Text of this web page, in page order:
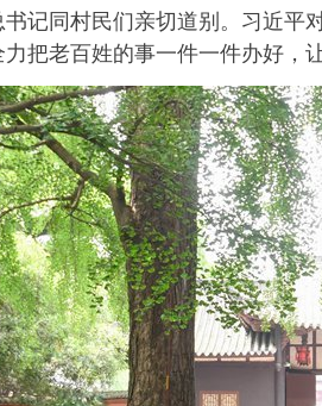
同村民们亲切道别。习近平
把老百姓的事一件一件办好，